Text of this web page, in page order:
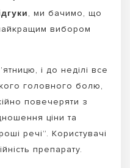
, ми бачимо, що
вибором
і до неділі все
головного болю,
повечеряти з
ціни та
речі”. Користувачі
препарату.